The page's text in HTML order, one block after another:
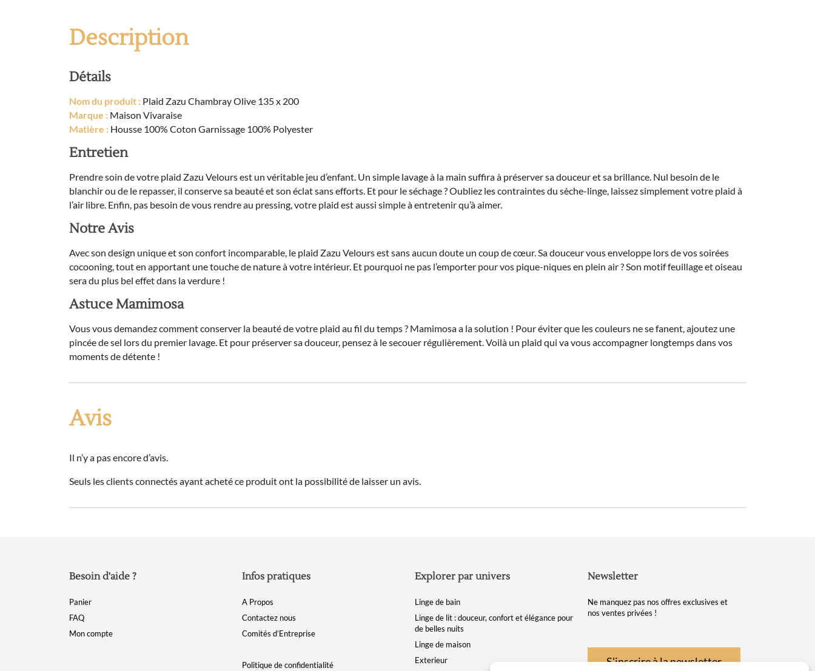
Description
Détails
Nom du produit : Plaid Zazu Chambray Olive 135 x 200
Marque : Maison Vivaraise
Matière : Housse 100% Coton Garnissage 100% Polyester
Entretien
Prendre soin de votre plaid Zazu Velours est un véritable jeu d’enfant. Un simple lavage à la main suffira à préserver sa douceur et sa brillance. Nul besoin de le
blanchir ou de le repasser, il conserve sa beauté et son éclat sans efforts. Et pour le séchage ? Oubliez les contraintes du sèche-linge, laissez simplement votre plaid à
l’air libre. Enfin, pas besoin de vous rendre au pressing, votre plaid est aussi simple à entretenir qu’à aimer.
Notre Avis
Avec son design unique et son confort incomparable, le plaid Zazu Velours est sans aucun doute un coup de cœur. Sa douceur vous enveloppe lors de vos soirées
cocooning, tout en apportant une touche de nature à votre intérieur. Et pourquoi ne pas l’emporter pour vos pique-niques en plein air ? Son motif feuillage et oiseau
sera du plus bel effet dans la verdure !
Astuce Mamimosa
Vous vous demandez comment conserver la beauté de votre plaid au fil du temps ? Mamimosa a la solution ! Pour éviter que les couleurs ne se fanent, ajoutez une
pincée de sel lors du premier lavage. Et pour préserver sa douceur, pensez à le secouer régulièrement. Voilà un plaid qui va vous accompagner longtemps dans vos
moments de détente !
Avis
Il n’y a pas encore d’avis.
Seuls les clients connectés ayant acheté ce produit ont la possibilité de laisser un avis.
Besoin d'aide ?
Panier
FAQ
Mon compte
Infos pratiques
A Propos
Contactez nous
Comités d’Entreprise
Politique de confidentialité
Explorer par univers
Linge de bain
Linge de lit : douceur, confort et élégance pour
de belles nuits
Linge de maison
Exterieur
Newsletter
Ne manquez pas nos offres exclusives et
nos ventes privées !
S'inscrire à la newsletter